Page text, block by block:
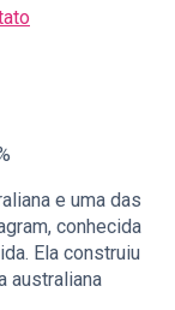
e uma das
conhecida
Ela construiu
australiana